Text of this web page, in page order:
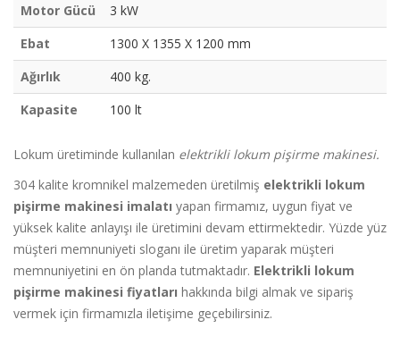
Motor Gücü
3 kW
Ebat
1300 X 1355 X 1200 mm
Ağırlık
400 kg.
Kapasite
100 lt
Lokum üretiminde kullanılan elektrikli lokum pişirme makinesi.
304 kalite kromnikel malzemeden üretilmiş elektrikli lokum
pişirme makinesi imalatı yapan firmamız, uygun fiyat ve
yüksek kalite anlayışı ile üretimini devam ettirmektedir. Yüzde yüz
müşteri memnuniyeti sloganı ile üretim yaparak müşteri
memnuniyetini en ön planda tutmaktadır. Elektrikli lokum
pişirme makinesi fiyatları hakkında bilgi almak ve sipariş
vermek için firmamızla iletişime geçebilirsiniz.